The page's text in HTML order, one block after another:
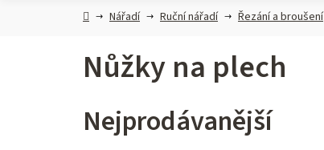
DomůNářadí Ruční nářadí Řezání a broušení
Nůžky na plech
Nejprodávanější